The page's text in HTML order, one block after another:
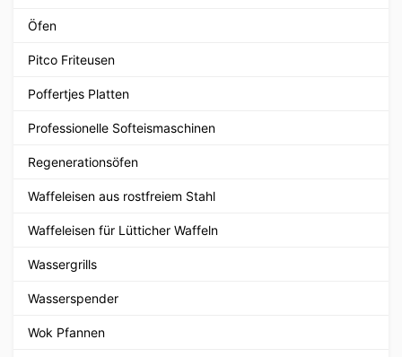
Öfen
Pitco Friteusen
Poffertjes Platten
Professionelle Softeismaschinen
Regenerationsöfen
Waffeleisen aus rostfreiem Stahl
Waffeleisen für Lütticher Waffeln
Wassergrills
Wasserspender
Wok Pfannen